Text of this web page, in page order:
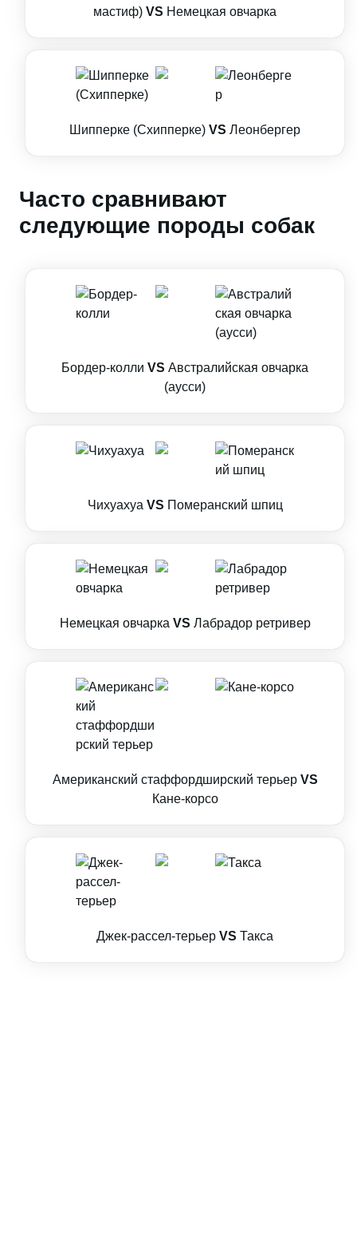
мастиф) VS Немецкая овчарка
Шипперке (Схипперке) VS Леонбергер
Часто сравнивают
следующие породы собак
Бордер-колли VS Австралийская овчарка
(аусси)
Чихуахуа VS Померанский шпиц
Немецкая овчарка VS Лабрадор ретривер
Американский стаффордширский терьер VS
Кане-корсо
Джек-рассел-терьер VS Такса